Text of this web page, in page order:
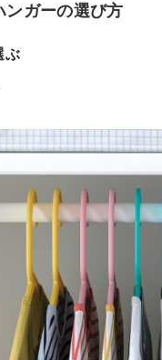
ンガーの選び方
ぶ